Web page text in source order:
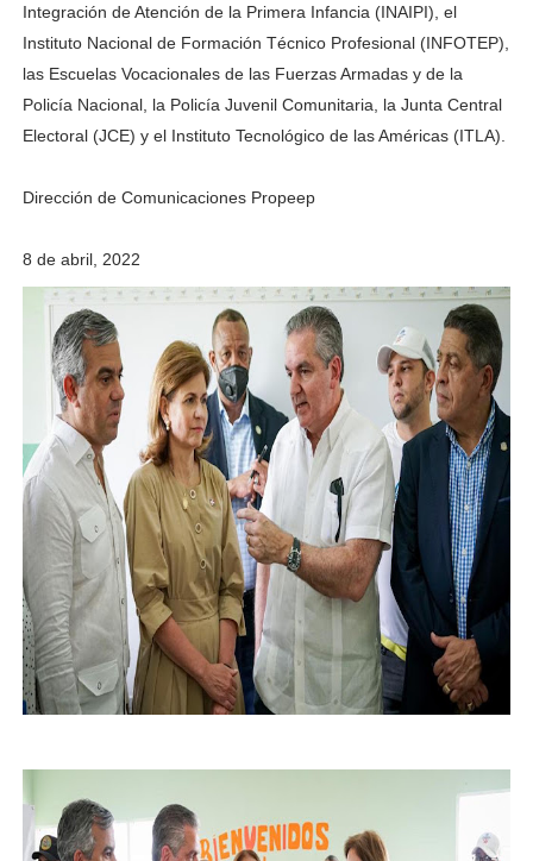
Integración de Atención de la Primera Infancia (INAIPI), el
Instituto Nacional de Formación Técnico Profesional (INFOTEP),
las Escuelas Vocacionales de las Fuerzas Armadas y de la
Policía Nacional, la Policía Juvenil Comunitaria, la Junta Central
Electoral (JCE) y el Instituto Tecnológico de las Américas (ITLA).
Dirección de Comunicaciones Propeep
8 de abril, 2022